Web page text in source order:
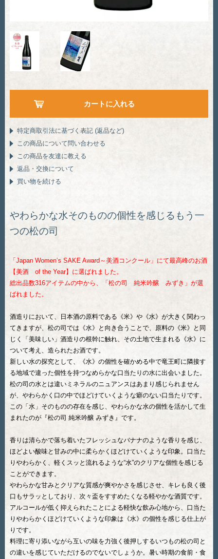
特定商取引法に基づく表記 (返品など)
この商品について問い合わせる
この商品を友達に教える
返品・交換について
買い物を続ける
やわらかな水そのものの個性を感じるもう一
つの松の司
「Japan Women’s SAKE Award～美酒コンクール」にて最高峰のお酒
【美酒 of the Year】に選ばれました。
総出品数316アイテムの中から、「松の司 純米吟醸 みずき」が選
ばれました。
酒造りにおいて、日本酒の原料である《米》や《水》が大きく関わっ
てきますが、松の司では《水》と向き合うことで、原料の《米》と同
じく「美味しい」酒造りの根幹に触れ、その土地で生まれる《水》に
ついて考え、造られたお酒です。
新しい水の探究として、《水》の個性を確かめる中で竜王町に隣接す
る地域で違った個性を持つなめらかな口当たりの水に出会いました。
松の司の水とは違いミネラルのニュアンスはあまり感じられません
が、やわらかく口の中でほどけていくような癖のない口当たりです。
この「水」そのものの存在を感じ、やわらかな水の個性を活かして生
まれたのが『松の司 純米吟醸 みずき』です。
香りは清らかで落ち着いたフレッシュなバナナのような香りを感じ、
ほどよい酸味と甘みの中に柔らかくほどけていくような印象。口当た
りやわらかく、軽くスッと流れるような“水”のクリアな個性を感じる
ことができます。
やわらかな甘みとクリアな質感が爽やかさを感じさせ、キレも良く後
口もサラッとしており、次々盃をすすめたくなる軽やかな酒質です。
アルコールが低く抑えられたことによる軽快な飲み心地から、口当た
りやわらかくほどけていくような印象は《水》の個性を感じる仕上が
りです。
料理に寄り添いながら互いの味を力強く後押しするいつもの松の司と
の違いを感じていただけるのでないでしょうか。暑い時期の食前・食